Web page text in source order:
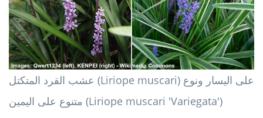
عشب القرد المتكتل (Liriope muscari) على اليسار ونوع
متنوع على اليمين (Liriope muscari 'Variegata')